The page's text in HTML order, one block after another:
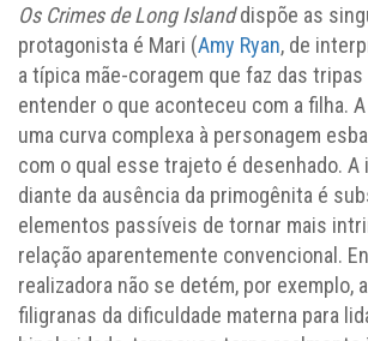
Os Crimes de Long Islanddispõe as
protagonista é Mari (Amy Ryan, de
a típica mãe-coragem que faz das tripas
entender o que aconteceu com a filha.
uma curva complexa à personagem
com o qual esse trajeto é desenhado.
diante da ausência da primogênita é
elementos passíveis de tornar mais
relação aparentemente convencional.
realizadora não se detém, por exemplo,
filigranas da dificuldade materna para